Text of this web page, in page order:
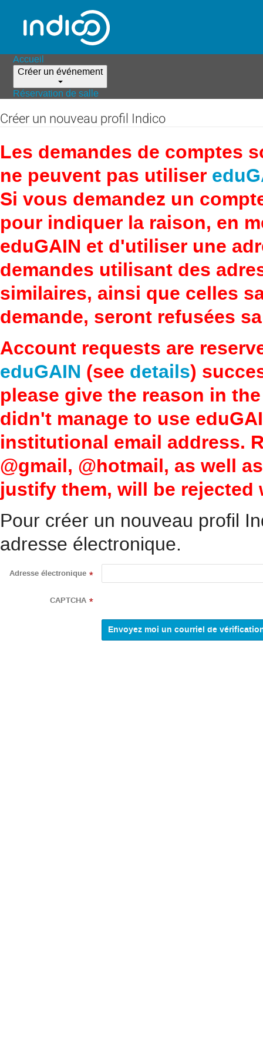
Accueil
Créer un événement
Réservation de salle
Créer un nouveau profil Indico
Les demandes de comptes
ne peuvent pas utiliser
Si vous demandez un
pour indiquer la raison, en
eduGAIN et d'utiliser une
demandes utilisant des
similaires, ainsi que celles
demande, seront refusées
Account requests are
eduGAIN (see details)
please give the reason in
didn't manage to use
institutional email address.
@gmail, @hotmail, as well
justify them, will be
Pour créer un nouveau profil
adresse électronique.
Adresse électronique *
CAPTCHA *